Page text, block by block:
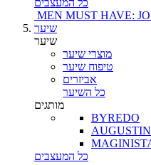
MEN MUST HAVE:
שיער
שיער
מוצרי שיער
טיפוח שיער
אביזרים
כל השיער
מותגים
BYREDO
כל המעצבים